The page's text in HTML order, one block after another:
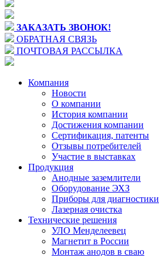
ЗАКАЗАТЬ ЗВОНОК!
ОБРАТНАЯ СВЯЗЬ
ПОЧТОВАЯ РАССЫЛКА
Компания
Новости
О компании
История компании
Достижения компании
Сертификация, патенты
Отзывы потребителей
Участие в выставках
Продукция
Анодные заземлители
Оборудование ЭХЗ
Приборы для диагностики
Лазерная очистка
Технические решения
УЛО Менделеевец
Магнетит в России
Монтаж анодов в сваю